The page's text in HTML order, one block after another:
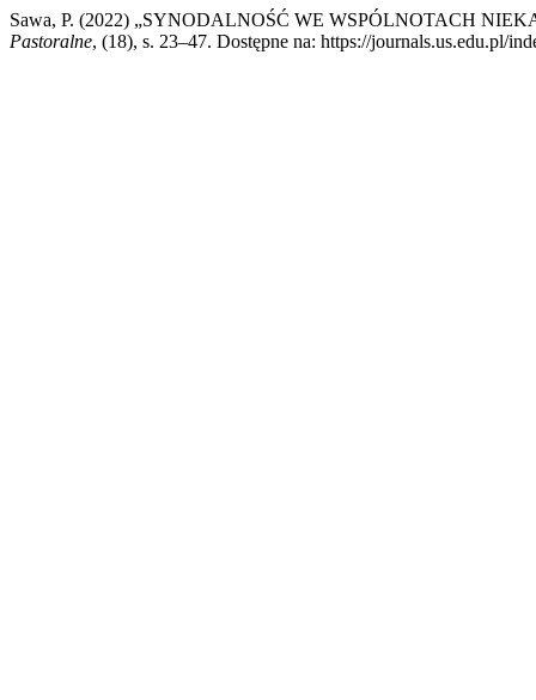
Sawa, P. (2022) „SYNODALNOŚĆ WE WSPÓLNOTACH
Pastoralne, (18), s. 23–47. Dostępne na: https://journals.us.edu.pl/